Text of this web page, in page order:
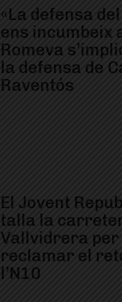
«La defensa
ens incumbeix
Romeva
la defensa de
Raventós
El Jovent
talla la
Vallvidrera per
reclamar el
l’N10